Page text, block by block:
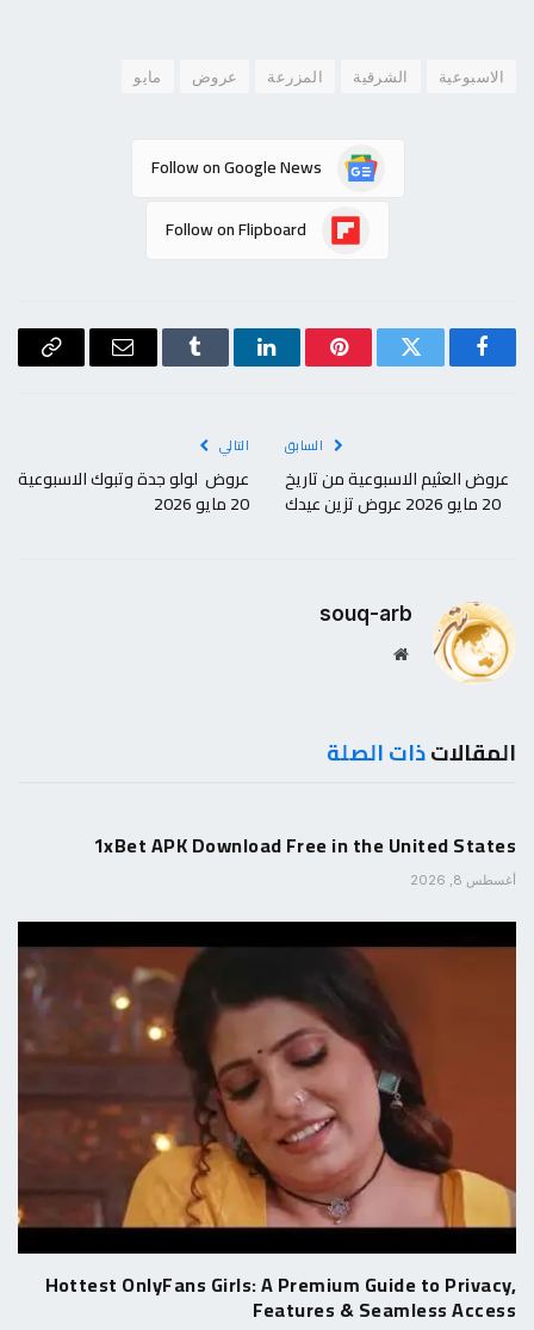
الاسبوعية الشرقية المزرعة عروض مايو
Follow on Google News
Follow on Flipboard
فيسبوكتويتر بينتيريستلينكدإن Tumblr البريد
Copy
السابق
عروض العثيم الاسبوعية من تاريخ
20 مايو 2026 عروض تزين عيدك
التالي
عروض لولو جدة وتبوك الاسبوعية
20 مايو 2026
souq-arb
موقع
المقالاتذات الصلة
1xBet APK Download Free in the United States
أغسطس 8, 2026
Hottest OnlyFans Girls: A Premium Guide to Privacy,
Features & Seamless Access